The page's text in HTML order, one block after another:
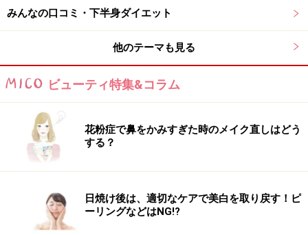
脚の外側の筋肉を無意識に多く使うことから、太ももや
行っているクセがもも張りにつながることがないように
内ももに隙間を作るカギは「内転筋」
ません。美脚に近づく第一歩はももの内側にある「内転
筋」を鍛えること!! 筋トレは大変そう、きつそう、場所
みんなの口コミ・下半身ダイエット
他のテーマも見る
ビューティ特集&コラム
花粉症で鼻をかみすぎた時のメイク直しはどう
する？
日焼け後は、適切なケアで美白を取り戻す！ピ
ーリングなどはNG!?